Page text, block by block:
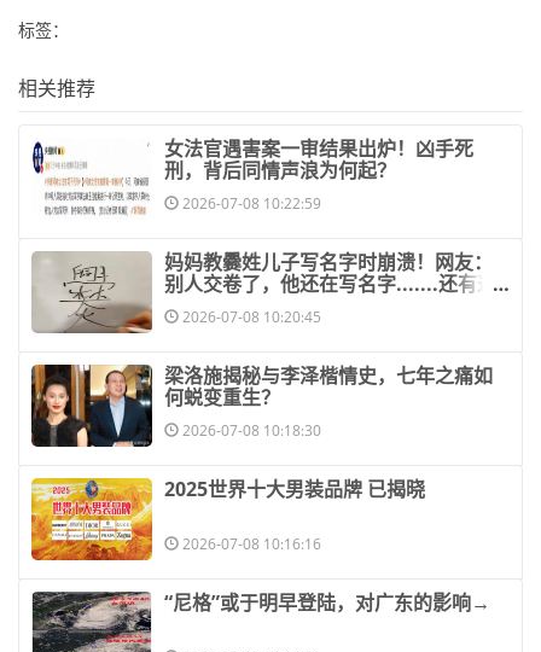
标签：
相关推荐
​女法官遇害案一审结果出炉！凶手死
刑，背后同情声浪为何起？
2026-07-08 10:22:59
​妈妈教爨姓儿子写名字时崩溃！网友：
别人交卷了，他还在写名字.......还有这
些难2026-07-08 10:20:45
​梁洛施揭秘与李泽楷情史，七年之痛如
何蜕变重生？
2026-07-08 10:18:30
​2025世界十大男装品牌 已揭晓
2026-07-08 10:16:16
​“尼格”或于明早登陆，对广东的影响→